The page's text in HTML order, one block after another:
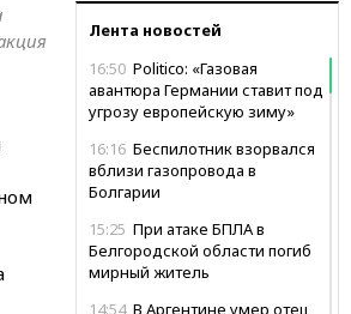
Лента новостей
16:50 Politico: «Газовая
авантюра Германии ставит под
угрозу европейскую зиму»
16:16 Беспилотник взорвался
вблизи газопровода в
Болгарии
15:25 При атаке БПЛА в
Белгородской области погиб
мирный житель
14:54 В Аргентине умер отец